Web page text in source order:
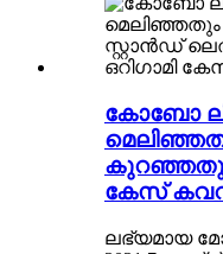
കോബോ
കേസ്
ലഭ്യമായ